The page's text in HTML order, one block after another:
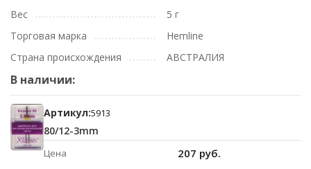
Вес
5 г
Торговая марка
Hemline
Страна происхождения
АВСТРАЛИЯ
В наличии:
Артикул:5913
80/12-3mm
Цена 207 руб.